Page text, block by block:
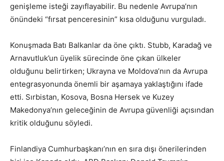
genişleme isteği zayıflayabilir. Bu nedenle Avrupa’nın
önündeki “fırsat penceresinin” kısa olduğunu vurguladı.
Konuşmada Batı Balkanlar da öne çıktı. Stubb, Karadağ ve
Arnavutluk’un üyelik sürecinde öne çıkan ülkeler
olduğunu belirtirken; Ukrayna ve Moldova’nın da Avrupa
entegrasyonunda önemli bir aşamaya yaklaştığını ifade
etti. Sırbistan, Kosova, Bosna Hersek ve Kuzey
Makedonya’nın geleceğinin de Avrupa güvenliği açısından
kritik olduğunu söyledi.
Finlandiya Cumhurbaşkanı’nın en sıra dışı önerilerinden